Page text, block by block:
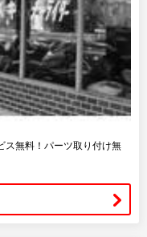
ス無料！パーツ取り付け無